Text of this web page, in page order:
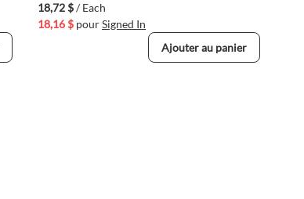
18,72 $/ Each
18,16 $ pourSigned In
Ajouter au panier